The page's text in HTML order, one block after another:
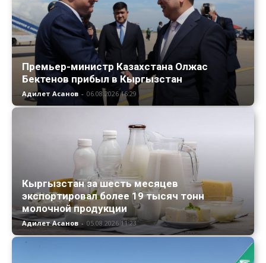
Премьер-министр Казахстана Олжас
Бектенов прибыл в Кыргызстан
Адилет Асанов - 06.08.2026 16:29
Кыргызстан за шесть месяцев
экспортировал более 19 тысяч тонн
молочной продукции
Адилет Асанов - 05.08.2026 11:23